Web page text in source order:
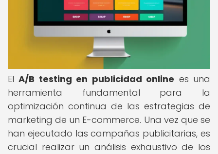
ElA/B testing en publicidad online es una
herramienta fundamental para la
optimización continua de las estrategias de
marketing de un E-commerce. Una vez que se
han ejecutado las campañas publicitarias, es
crucial realizar un análisis exhaustivo de los